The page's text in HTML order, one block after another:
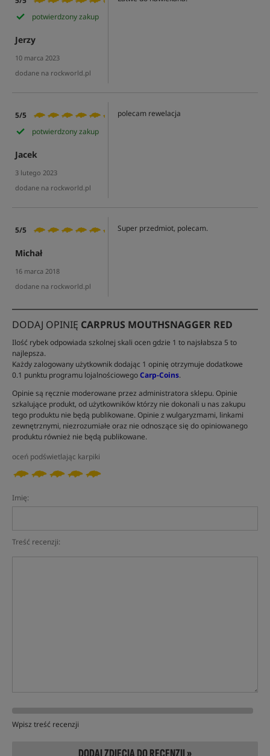
potwierdzony zakup
Jerzy
10 marca 2023
dodane na rockworld.pl
5/5
potwierdzony zakup
Jacek
3 lutego 2023
dodane na rockworld.pl
polecam rewelacja
5/5
Michał
16 marca 2018
dodane na rockworld.pl
Super przedmiot, polecam.
DODAJ OPINIĘ CARPRUS MOUTHSNAGGER RED
Ilość rybek odpowiada szkolnej skali ocen gdzie 1 to najsłabsza 5 to
najlepsza.
Każdy zalogowany użytkownik dodając 1 opinię otrzymuje dodatkowe
0.1 punktu programu lojalnościowegoCarp-Coins.
Opinie są ręcznie moderowane przez administratora sklepu. Opinie
szkalujące produkt, od użytkowników którzy nie dokonali u nas zakupu
tego produktu nie będą publikowane. Opinie z wulgaryzmami, linkami
zewnętrznymi, niezrozumiałe oraz nie odnoszące się do opiniowanego
produktu również nie będą publikowane.
oceń podświetlając karpiki
Imię:
Treść recenzji:
Wpisz treść recenzji